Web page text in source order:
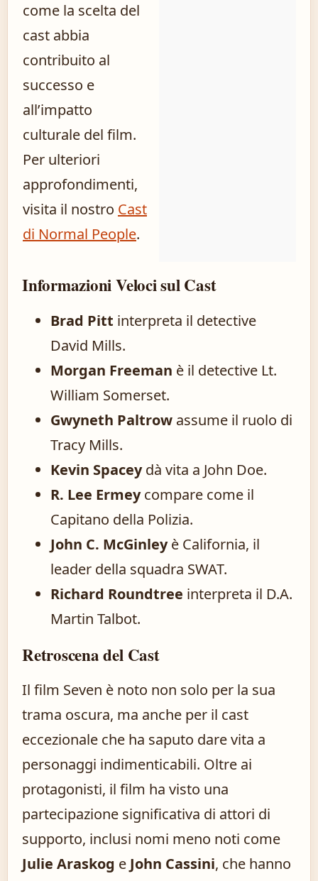
come la scelta del
cast abbia
contribuito al
successo e
all’impatto
culturale del film.
Per ulteriori
approfondimenti,
visita il nostro Cast
di Normal People.
Informazioni Veloci sul Cast
Brad Pitt interpreta il detective
David Mills.
Morgan Freeman è il detective Lt.
William Somerset.
Gwyneth Paltrow assume il ruolo di
Tracy Mills.
Kevin Spaceydà vita a John Doe.
R. Lee Ermeycompare come il
Capitano della Polizia.
John C. McGinleyè California, il
leader della squadra SWAT.
Richard Roundtree interpreta il D.A.
Martin Talbot.
Retroscena del Cast
Il film Seven è noto non solo per la sua
trama oscura, ma anche per il cast
eccezionale che ha saputo dare vita a
personaggi indimenticabili. Oltre ai
protagonisti, il film ha visto una
partecipazione significativa di attori di
supporto, inclusi nomi meno noti come
Julie Araskog e John Cassini, che hanno